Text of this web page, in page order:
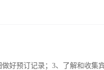
好预订记录；3、了解和收集